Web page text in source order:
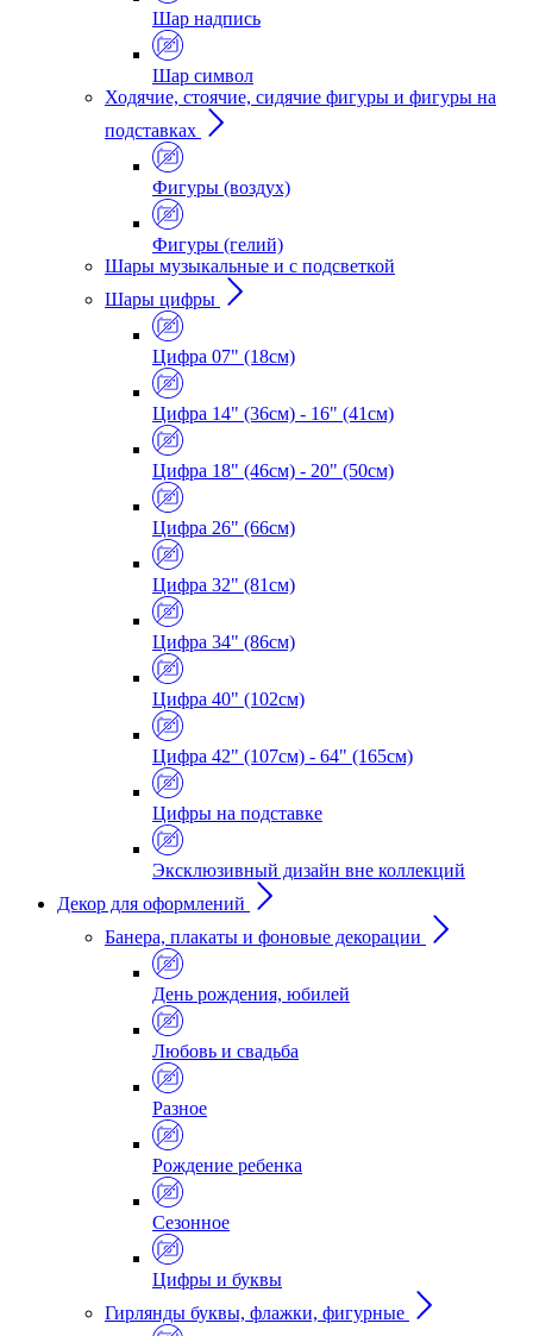
Шар надпись
Шар символ
Ходячие, стоячие, сидячие фигуры и фигуры на
подставках
Фигуры (воздух)
Фигуры (гелий)
Шары музыкальные и с подсветкой
Шары цифры
Цифра 07" (18см)
Цифра 14" (36см) - 16" (41см)
Цифра 18" (46см) - 20" (50см)
Цифра 26" (66см)
Цифра 32" (81см)
Цифра 34" (86см)
Цифра 40" (102см)
Цифра 42" (107см) - 64" (165см)
Цифры на подставке
Эксклюзивный дизайн вне коллекций
Декор для оформлений
Банера, плакаты и фоновые декорации
День рождения, юбилей
Любовь и свадьба
Разное
Рождение ребенка
Сезонное
Цифры и буквы
Гирлянды буквы, флажки, фигурные